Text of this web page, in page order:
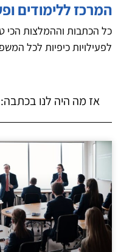
המרכז ללימודים
כל הכתבות וההמלצות הכי
לפעילויות כיפיות לכל
אז מה היה לנו בכתבה: